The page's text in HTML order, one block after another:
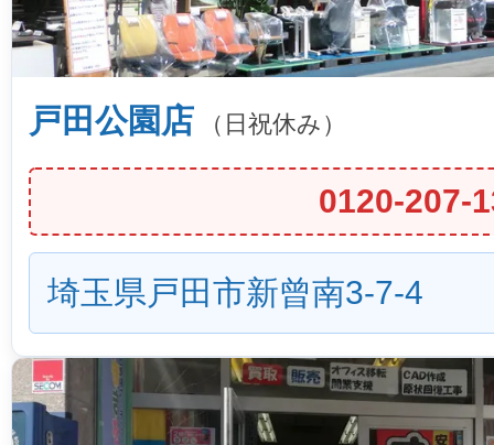
戸田公園店 （日祝休み）
0120-207-
埼玉県戸田市新曾南3-7-4